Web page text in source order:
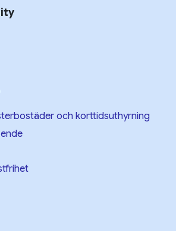
och korttidsuthyrning